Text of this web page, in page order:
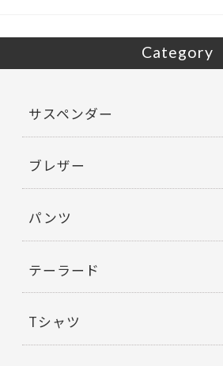
Category
サスペンダー
ブレザー
パンツ
テーラード
Tシャツ